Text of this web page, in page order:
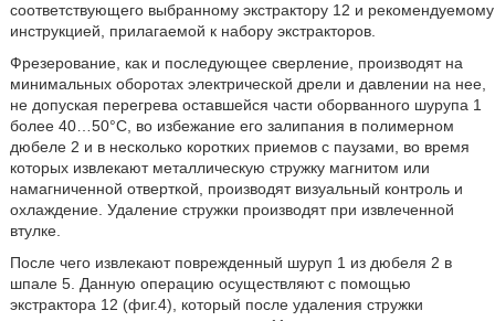
соответствующего выбранному экстрактору 12 и рекомендуемому
инструкцией, прилагаемой к набору экстракторов.
Фрезерование, как и последующее сверление, производят на
минимальных оборотах электрической дрели и давлении на нее,
не допуская перегрева оставшейся части оборванного шурупа 1
более 40…50°С, во избежание его залипания в полимерном
дюбеле 2 и в несколько коротких приемов с паузами, во время
которых извлекают металлическую стружку магнитом или
намагниченной отверткой, производят визуальный контроль и
охлаждение. Удаление стружки производят при извлеченной
втулке.
После чего извлекают поврежденный шуруп 1 из дюбеля 2 в
шпале 5. Данную операцию осуществляют с помощью
экстрактора 12 (фиг.4), который после удаления стружки